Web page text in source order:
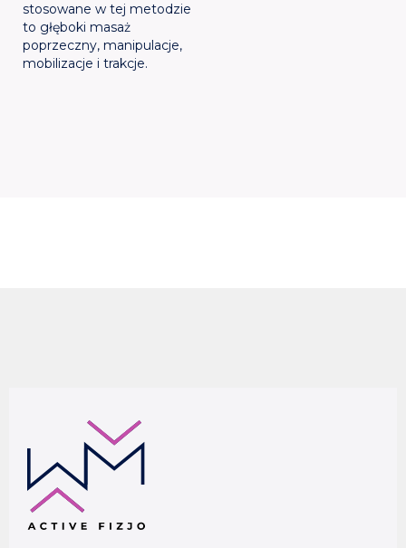
stosowane w tej metodzie
to głęboki masaż
poprzeczny, manipulacje,
mobilizacje i trakcje.